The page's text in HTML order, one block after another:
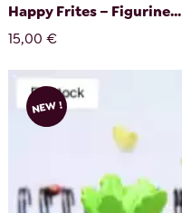
Happy Frites – Figurine...
15,00 €
NEW !